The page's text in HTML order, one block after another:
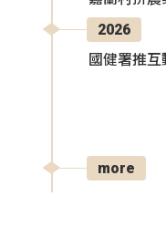
2026
國健署推
more